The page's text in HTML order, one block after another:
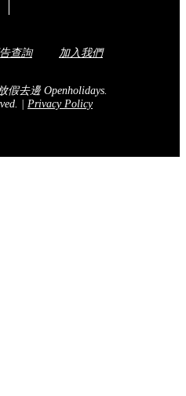
查詢 加入我們
假去邊 Openholidays.
Privacy Policy